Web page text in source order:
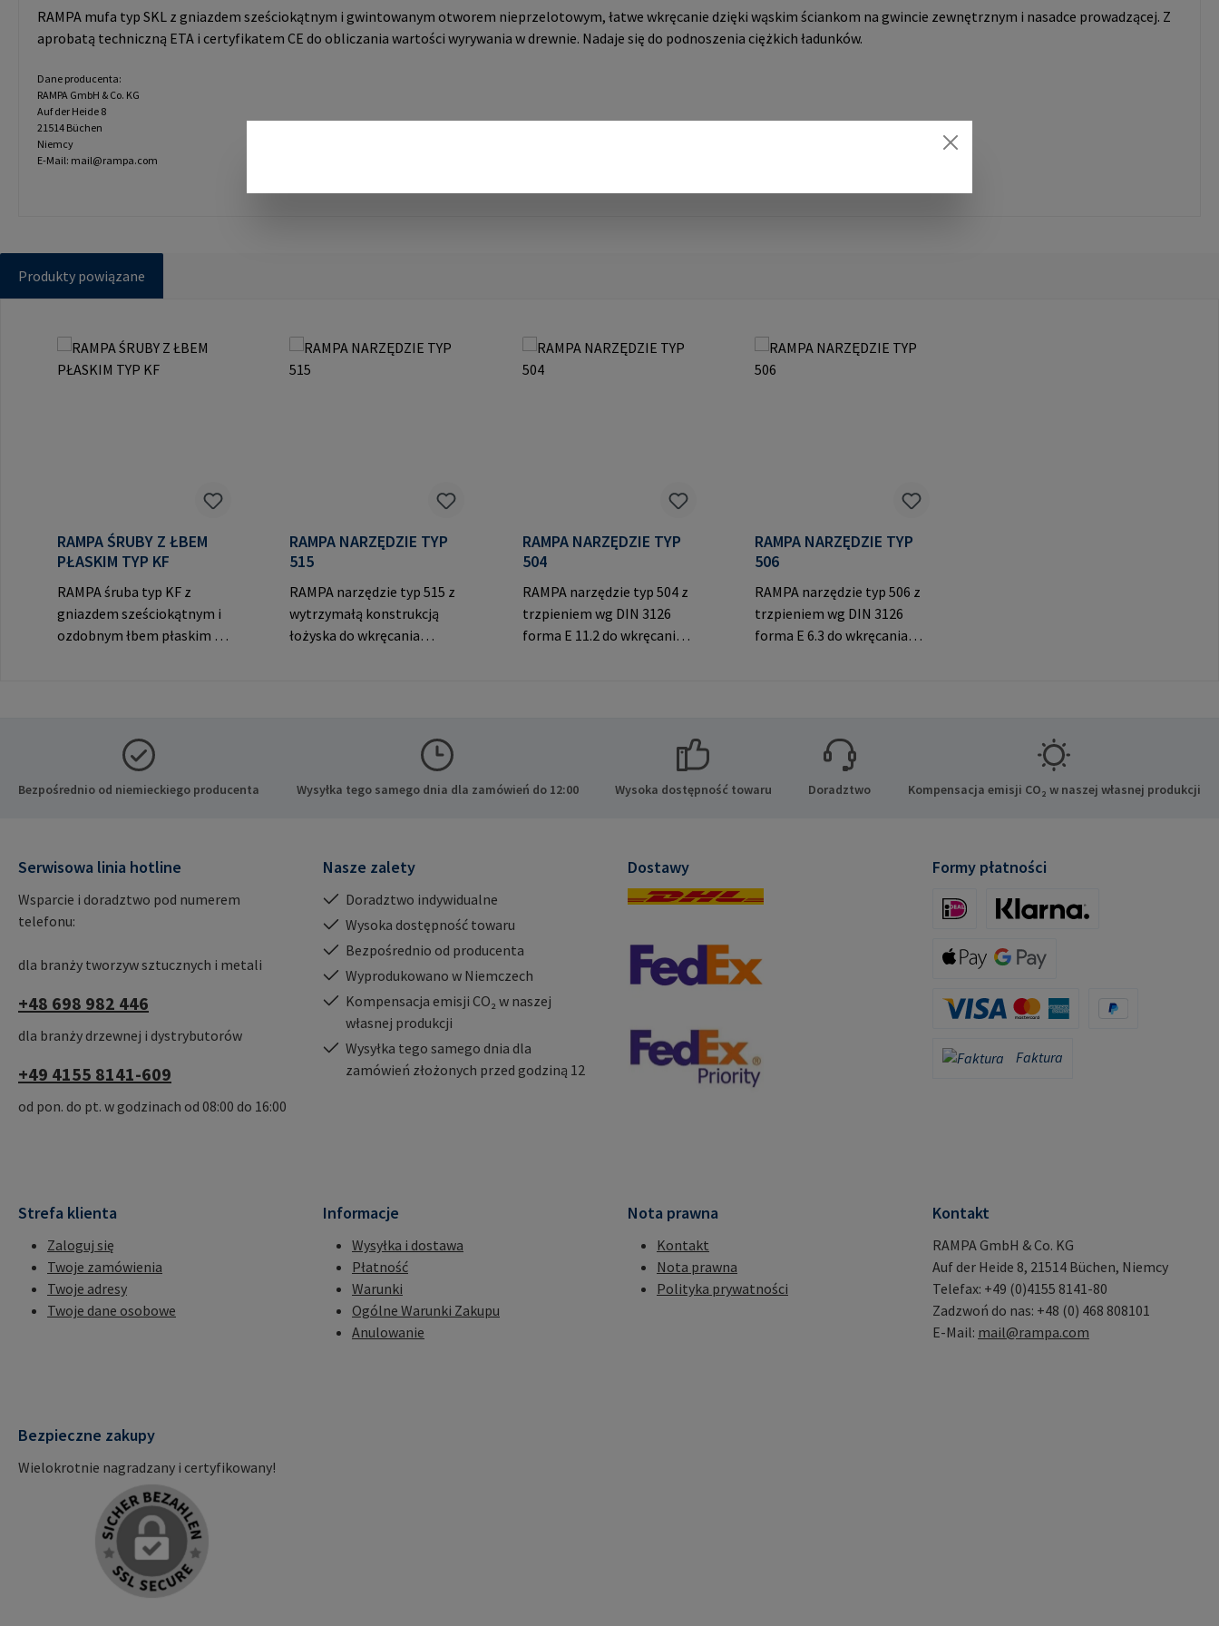
RAMPA mufa typ SKL z gniazdem sześciokątnym i gwintowanym otworem nieprzelotowym, łatwe wkręcanie dzięki wąskim ściankom na gwincie zewnętrznym i nasadce prowadzącej. Z
aprobatą techniczną ETA i certyfikatem CE do obliczania wartości wyrywania w drewnie. Nadaje się do podnoszenia ciężkich ładunków.
Dane producenta:
RAMPA GmbH & Co. KG
Auf der Heide 8
21514 Büchen
Niemcy
E-Mail: mail@rampa.com
Produkty powiązane
RAMPA ŚRUBY Z ŁBEM
PŁASKIM TYP KF
RAMPA śruba typ KF z
gniazdem sześciokątnym i
ozdobnym łbem płaskim do
Mail: mail@rampa.com
RAMPA NARZĘDZIE TYP
515
RAMPA narzędzie typ 515 z
wytrzymałą konstrukcją
łożyska do wkręcania
RAMPA. Dane producenta:
RAMPA GmbH & Co. KG Auf
der Heide 8 21514 Büchen
RAMPA NARZĘDZIE TYP
504
RAMPA narzędzie typ 504 z
trzpieniem wg DIN 3126
forma E 11.2 do wkręcania
RAMPA. Dane producenta:
RAMPA GmbH & Co. KG Auf
der Heide 8 21514 Büchen
RAMPA NARZĘDZIE TYP
506
RAMPA narzędzie typ 506 z
trzpieniem wg DIN 3126
forma E 6.3 do wkręcania
RAMPA. Dane producenta:
RAMPA GmbH & Co. KG Auf
der Heide 8 21514 Büchen
Bezpośrednio od niemieckiego producenta Wysyłka tego samego dnia dla zamówień do 12:00 Wysoka dostępność towaru Doradztwo Kompensacja emisji CO₂ w naszej własnej produkcji
Serwisowa linia hotline
Wsparcie i doradztwo pod numerem
telefonu:
dla branży tworzyw sztucznych i metali
+48 698 982 446
dla branży drzewnej i dystrybutorów
+49 4155 8141-609
od pon. do pt. w godzinach od 08:00 do 16:00
Nasze zalety
Doradztwo indywidualne
Wysoka dostępność towaru
Bezpośrednio od producenta
Wyprodukowano w Niemczech
Kompensacja emisji CO₂ w naszej
własnej produkcji
Wysyłka tego samego dnia dla
zamówień złożonych przed godziną 12
Dostawy Formy płatności
Faktura
Faktura
Strefa klienta
Zaloguj się
Twoje zamówienia
Twoje adresy
Twoje dane osobowe
Informacje
Wysyłka i dostawa
Płatność
Warunki
Ogólne Warunki Zakupu
Anulowanie
Nota prawna
Kontakt
Nota prawna
Polityka prywatności
Kontakt
RAMPA GmbH & Co. KG
Auf der Heide 8, 21514 Büchen, Niemcy
Telefax: +49 (0)4155 8141-80
Zadzwoń do nas: +48 (0) 468 808101
E-Mail: mail@rampa.com
Bezpieczne zakupy
Wielokrotnie nagradzany i certyfikowany!